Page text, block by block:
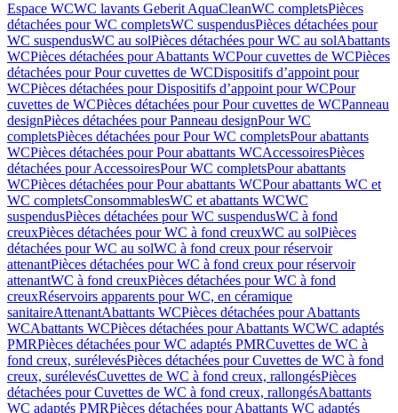
Espace WCWC lavants Geberit AquaCleanWC completsPièces
détachées pour WC completsWC suspendusPièces détachées pour
WC suspendusWC au solPièces détachées pour WC au solAbattants
WCPièces détachées pour Abattants WCPour cuvettes de WCPièces
détachées pour Pour cuvettes de WCDispositifs d’appoint pour
WCPièces détachées pour Dispositifs d’appoint pour WCPour
cuvettes de WCPièces détachées pour Pour cuvettes de WCPanneau
designPièces détachées pour Panneau designPour WC
completsPièces détachées pour Pour WC completsPour abattants
WCPièces détachées pour Pour abattants WCAccessoiresPièces
détachées pour AccessoiresPour WC completsPour abattants
WCPièces détachées pour Pour abattants WCPour abattants WC et
WC completsConsommablesWC et abattants WCWC
suspendusPièces détachées pour WC suspendusWC à fond
creuxPièces détachées pour WC à fond creuxWC au solPièces
détachées pour WC au solWC à fond creux pour réservoir
attenantPièces détachées pour WC à fond creux pour réservoir
attenantWC à fond creuxPièces détachées pour WC à fond
creuxRéservoirs apparents pour WC, en céramique
sanitaireAttenantAbattants WCPièces détachées pour Abattants
WCAbattants WCPièces détachées pour Abattants WCWC adaptés
PMRPièces détachées pour WC adaptés PMRCuvettes de WC à
fond creux, surélevésPièces détachées pour Cuvettes de WC à fond
creux, surélevésCuvettes de WC à fond creux, rallongésPièces
détachées pour Cuvettes de WC à fond creux, rallongésAbattants
WC adaptés PMRPièces détachées pour Abattants WC adaptés